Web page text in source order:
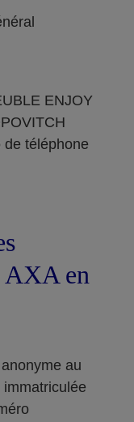
ENJOY
de téléphone
AXA en
au